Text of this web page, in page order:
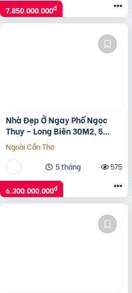
7.850.000.000đ
Nhà Đẹp Ở Ngay Phố Ngọc
Thụy – Long Biên 30M2, 5
Tầng, Mặt Tiền 4.7M, 6.3 Tỷ.
Ngoài Cần Thơ
5 tháng
575
6.300.000.000đ